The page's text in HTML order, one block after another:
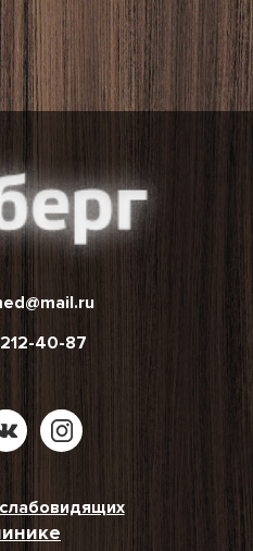
212-40-87